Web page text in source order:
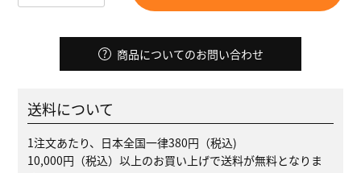
商品についてのお問い合わせ
送料について
1注文あたり、日本全国一律380円（税込)
10,000円（税込）以上のお買い上げで送料が無料となりま